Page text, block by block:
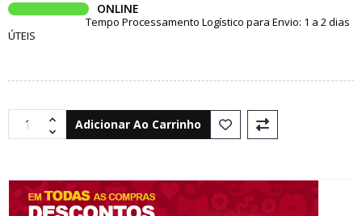
ONLINE
Tempo Processamento Logístico para Envio: 1 a 2 dias
ÚTEIS
Adicionar Ao Carrinho